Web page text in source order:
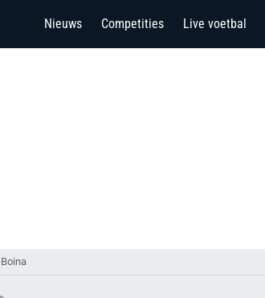
Nieuws Competities Live voetbal